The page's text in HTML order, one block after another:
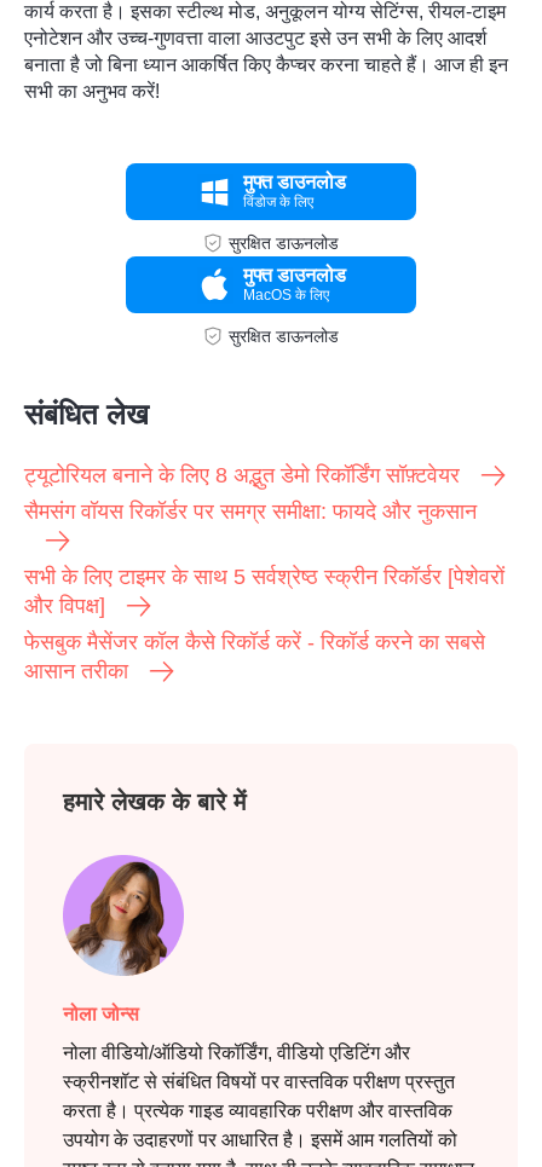
कार्य करता है। इसका स्टील्थ मोड, अनुकूलन योग्य सेटिंग्स, रीयल-टाइम
एनोटेशन और उच्च-गुणवत्ता वाला आउटपुट इसे उन सभी के लिए आदर्श
बनाता है जो बिना ध्यान आकर्षित किए कैप्चर करना चाहते हैं। आज ही इन
सभी का अनुभव करें!
मुफ्त डाउनलोड
विंडोज के लिए
सुरक्षित डाऊनलोड
मुफ्त डाउनलोड
MacOS के लिए
सुरक्षित डाऊनलोड
संबंधित लेख
ट्यूटोरियल बनाने के लिए 8 अद्भुत डेमो रिकॉर्डिंग सॉफ़्टवेयर
सैमसंग वॉयस रिकॉर्डर पर समग्र समीक्षा: फायदे और नुकसान
सभी के लिए टाइमर के साथ 5 सर्वश्रेष्ठ स्क्रीन रिकॉर्डर [पेशेवरों
और विपक्ष]
फेसबुक मैसेंजर कॉल कैसे रिकॉर्ड करें - रिकॉर्ड करने का सबसे
आसान तरीका
हमारे लेखक के बारे में
नोला जोन्स
नोला वीडियो/ऑडियो रिकॉर्डिंग, वीडियो एडिटिंग और
स्क्रीनशॉट से संबंधित विषयों पर वास्तविक परीक्षण प्रस्तुत
करता है। प्रत्येक गाइड व्यावहारिक परीक्षण और वास्तविक
उपयोग के उदाहरणों पर आधारित है। इसमें आम गलतियों को